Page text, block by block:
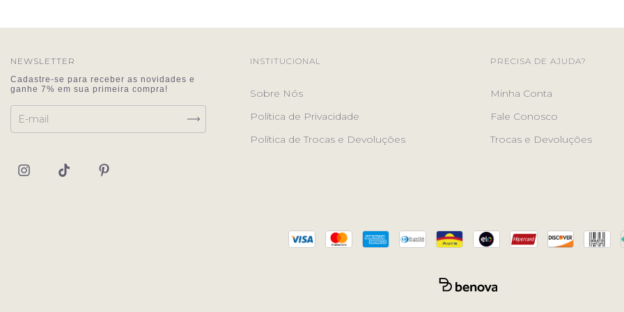
NEWSLETTER INSTITUCIONAL
Sobre Nós
Política de Privacidade
Política de Trocas e Devoluções
PRECISA DE AJUDA?
Minha Conta
Fale Conosco
Trocas e Devoluções